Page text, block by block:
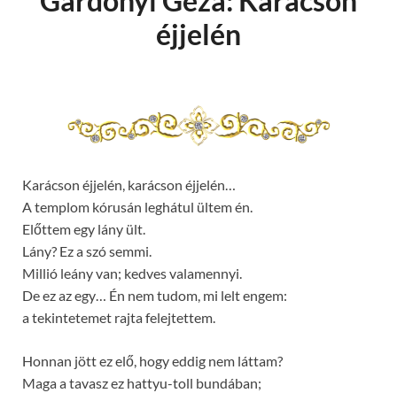
éjjelén
Karácson éjjelén, karácson éjjelén…
A templom kórusán leghátul ültem én.
Előttem egy lány ült.
Lány? Ez a szó semmi.
Millió leány van; kedves valamennyi.
De ez az egy… Én nem tudom, mi lelt engem:
a tekintetemet rajta felejtettem.
Honnan jött ez elő, hogy eddig nem láttam?
Maga a tavasz ez hattyu-toll bundában;